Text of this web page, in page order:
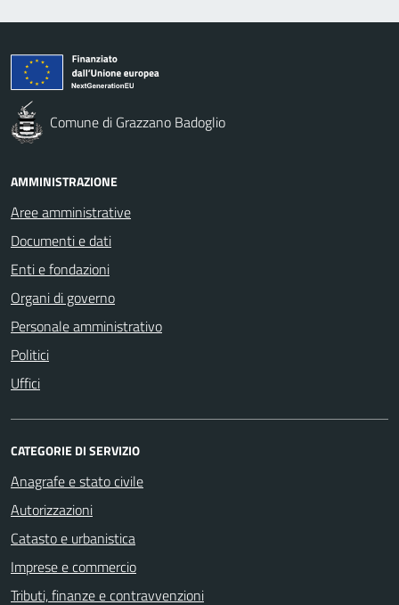
Comune di Grazzano Badoglio
AMMINISTRAZIONE
Aree amministrative
Documenti e dati
Enti e fondazioni
Organi di governo
Personale amministrativo
Politici
Uffici
CATEGORIE DI SERVIZIO
Anagrafe e stato civile
Autorizzazioni
Catasto e urbanistica
Imprese e commercio
Tributi, finanze e contravvenzioni